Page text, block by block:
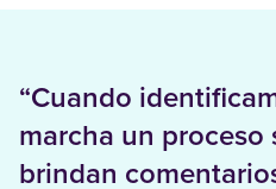
“Cuando
marcha un
brindan